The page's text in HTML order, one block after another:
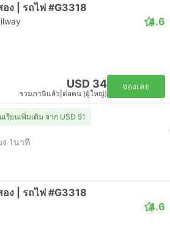
ง | รถไฟ #G3318
4.6
USD 34
รวมภาษีแล้ว ต่อคน (ผู้ใหญ่)
จองเลย
เรียนเพิ่มเติม จาก USD 51
1นาที
ง | รถไฟ #G3318
4.6